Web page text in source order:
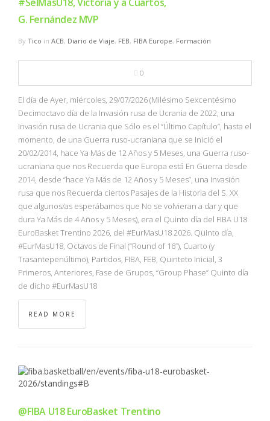
G. Fernández MVP
By Tico in ACB, Diario de Viaje, FEB, FIBA Europe, Formación
0
El día de Ayer, miércoles, 29/07/2026 (Milésimo Sexcentésimo
Decimoctavo día de la Invasión rusa de Ucrania de 2022, una
Invasión rusa de Ucrania que Sólo es el “Último Capítulo”, hasta el
momento, de una Guerra ruso-ucraniana que se Inició el
20/02/2014, hace Ya Más de 12 Años y 5 Meses, una Guerra ruso-
ucraniana que nos Recuerda que Europa está En Guerra desde
2014, desde “hace Ya Más de 12 Años y 5 Meses”, una Invasión
rusa que nos Recuerda ciertos Pasajes de la Historia del S. XX
que algunos/as esperábamos que No se volvieran a dar y que
dura Ya Más de 4 Años y 5 Meses), era el Quinto día del FIBA U18
EuroBasket Trentino 2026, del #EurMasU18 2026. Quinto día,
#EurMasU18, Octavos de Final (“Round of 16”), Cuarto (y
Trasantepenúltimo), Partidos, FIBA, FEB, Quinteto Inicial, 3
Primeros, Anteriores, Fase de Grupos, “Group Phase” Quinto día
de dicho #EurMasU18
READ MORE
@FIBA U18 EuroBasket Trentino